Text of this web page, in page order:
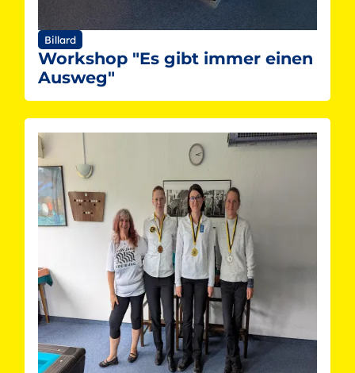
Billard
Workshop "Es gibt immer einen
Ausweg"